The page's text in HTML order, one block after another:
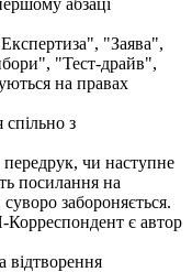
"Заява",
"Тест-драйв",
на правах
з
передрук, чи наступне
посилання на
забороняється.
Корреспондент є автор
відтворення